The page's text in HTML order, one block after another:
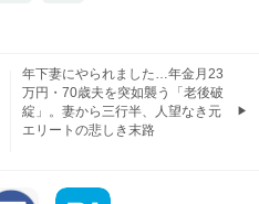
年下妻にやられました…年金月23
万円・70歳夫を突如襲う「老後破
綻」。妻から三行半、人望なき元
エリートの悲しき末路